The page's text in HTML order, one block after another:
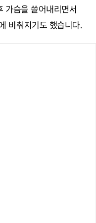
가슴을 쓸어내리면서
비춰지기도 했습니다.